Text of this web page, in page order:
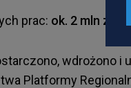
prac: ok. 2 mln zł
wdrożono
Platformy